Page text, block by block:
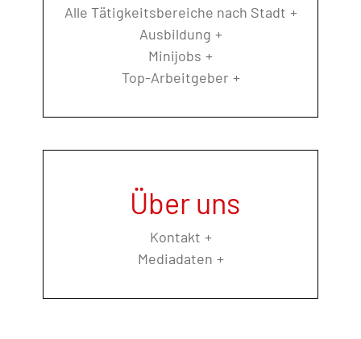
Alle Tätigkeitsbereiche nach Stadt
Ausbildung
Minijobs
Top-Arbeitgeber
Über uns
Kontakt
Mediadaten